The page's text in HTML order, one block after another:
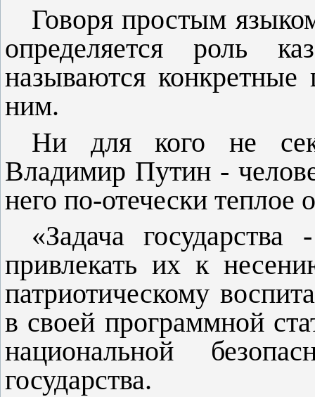
Говоря простым
определяется роль
называются
ним.
Ни для кого не
Владимир Путин -
него по-отечески теплое
«Задача
привлекать их к
патриотическому
в своей программной
наци­ональной
государства.